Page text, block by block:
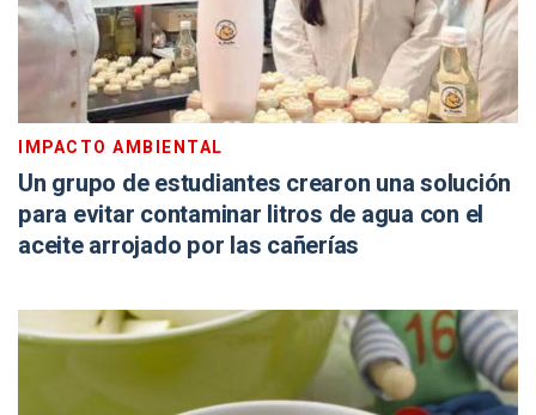
IMPACTO AMBIENTAL
Un grupo de estudiantes crearon una solución
para evitar contaminar litros de agua con el
aceite arrojado por las cañerías